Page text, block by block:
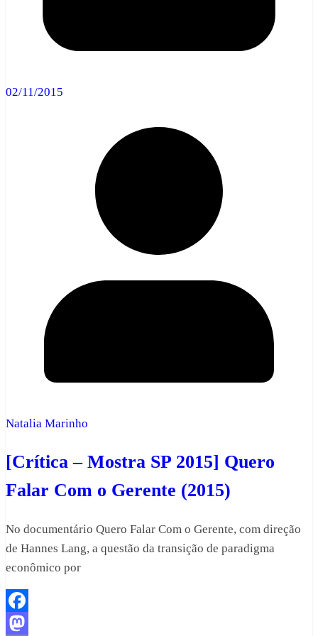
02/11/2015
Natalia Marinho
[Crítica – Mostra SP 2015] Quero
Falar Com o Gerente (2015)
No documentário Quero Falar Com o Gerente, com direção
de Hannes Lang, a questão da transição de paradigma
econômico por
Facebook